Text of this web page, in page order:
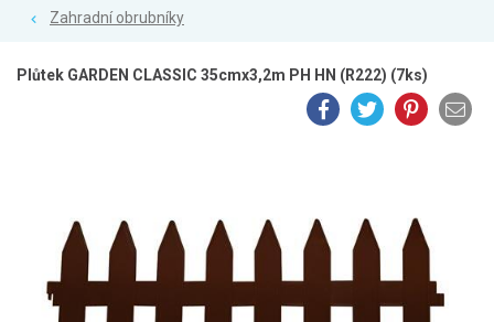
Zahradní obrubníky
Plůtek GARDEN CLASSIC 35cmx3,2m PH HN (R222) (7ks)